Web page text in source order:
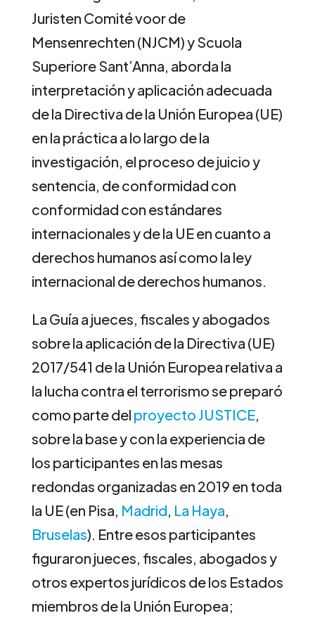
Juristen Comité voor de
Mensenrechten (NJCM) y Scuola
Superiore Sant’Anna, aborda la
interpretación y aplicación adecuada
de la Directiva de la Unión Europea (UE)
en la práctica a lo largo de la
investigación, el proceso de juicio y
sentencia, de conformidad con
conformidad con estándares
internacionales y de la UE en cuanto a
derechos humanos así como la ley
internacional de derechos humanos.
La Guía a jueces, fiscales y abogados
sobre la aplicación de la Directiva (UE)
2017/541 de la Unión Europea relativa a
la lucha contra el terrorismo se preparó
como parte del proyecto JUSTICE,
sobre la base y con la experiencia de
los participantes en las mesas
redondas organizadas en 2019 en toda
la UE (en Pisa, Madrid, La Haya,
Bruselas). Entre esos participantes
figuraron jueces, fiscales, abogados y
otros expertos jurídicos de los Estados
miembros de la Unión Europea;